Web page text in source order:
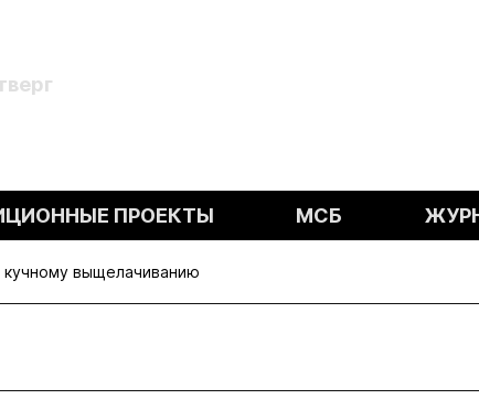
ПРОЕКТЫ МСБ
выщелачиванию